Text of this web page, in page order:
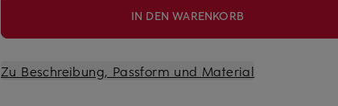
IN DEN WARENKORB
Zu Beschreibung, Passform und Material